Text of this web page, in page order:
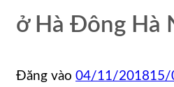
ở Hà Đông Hà
Đăng vào 04/11/201815/